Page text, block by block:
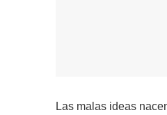
Las malas ideas